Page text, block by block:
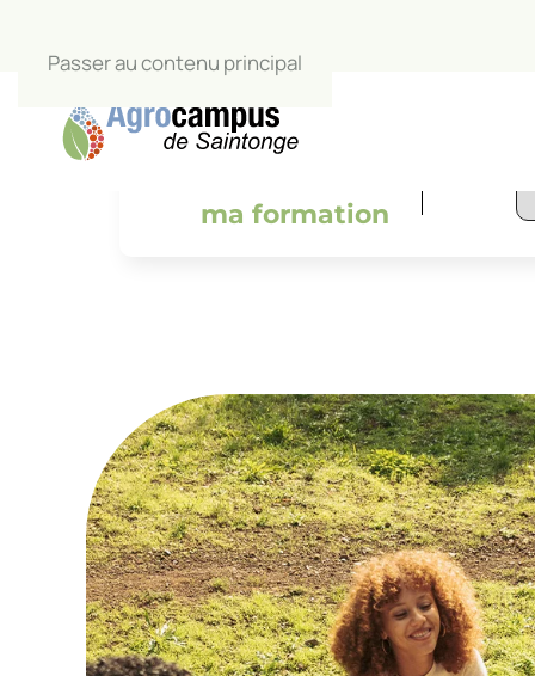
Passer au contenu principal
salle de
ma formation